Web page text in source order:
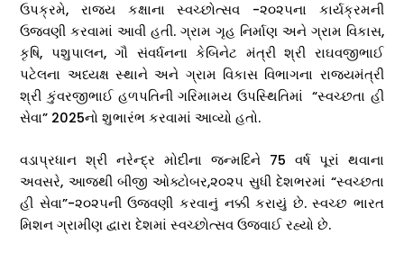
ઉપક્રમે, રાજય કક્ષાના સ્વચ્છોત્સવ -૨૦૨૫ના કાર્યક્રમની
ઉજવણી કરવામાં આવી હતી. ગ્રામ ગૃહ નિર્માણ અને ગ્રામ વિકાસ,
કૃષિ, પશુપાલન, ગૌ સંવર્ધનના કેબિનેટ મંત્રી શ્રી રાઘવજીભાઈ
પટેલના અધ્યક્ષ સ્થાને અને ગ્રામ વિકાસ વિભાગના રાજ્યમંત્રી
શ્રી કુંવરજીભાઈ હળપતિની ગરિમામય ઉપસ્થિતિમાં “સ્વચ્છતા હી
સેવા” 2025નો શુભારંભ કરવામાં આવ્યો હતો.
વડાપ્રધાન શ્રી નરેન્દ્ર મોદીના જન્મદિને 75 વર્ષ પૂરાં થવાના
અવસરે, આજથી બીજી ઓક્ટોબર,૨૦૨૫ સુધી દેશભરમાં “સ્વચ્છતા
હી સેવા”-૨૦૨૫ની ઉજવણી કરવાનું નક્કી કરાયું છે. સ્વચ્છ ભારત
મિશન ગ્રામીણ દ્વારા દેશમાં સ્વચ્છોત્સવ ઉજવાઈ રહ્યો છે.